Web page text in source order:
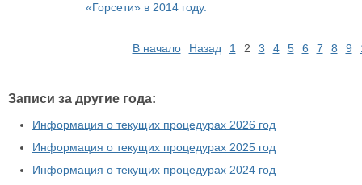
«Горсети» в 2014 году.
В начало Назад 1 2 3 4 5 6 7 8 9
Записи за другие года:
Информация о текущих процедурах 2026 год
Информация о текущих процедурах 2025 год
Информация о текущих процедурах 2024 год